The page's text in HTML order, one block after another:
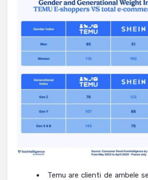
Temu are clienti de ambele